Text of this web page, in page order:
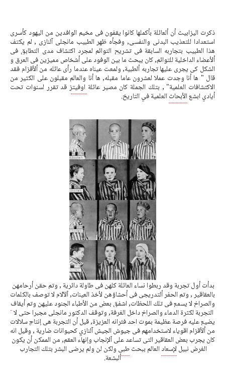
ذكرت اليزابيث
استعدادا للتعذيب البدني والنفسى, وفجأه ظهر الطبيب مانجلى
هذا الطبيب بتجاربه السابقة في تشريح التوائم لمجرد اكتشاف مدى التطابق في
ألأعضاء الداخلية للتوائم, كان يبحث ما بين الوفود على أشخاص
الشكل كي يجرى عليها تجاربه ألطبية
قال " ها أنا وجدت عملا لعشرون عاما مقبله, ها أنا
الاكتشافات العلمية" , بتلك الجملة كان مصير عائلة اوفيتز
أيادي ابشع الأبحاث العلمية في التاريخ.
بدأت أول تجربة وقد ربطوا نساء العائلة كلهن في طاولة دائرية , وتم حقن أرحامهن
بالعقاقير , وتم الحفر ألتدريجي في أحشاؤهن لأخذ العينات, آلآلام
والصراخ لا يسمع في تلك اللحظات, اشفق بعض من الأطباء الجنود عليهن وتم أيقاف
التجربة لكثرة الدماء والصراخ داخل الغرفة, وتوقف الدكتورمانجلى مجبرا حتى لا
يضيع عليه فرصة عظيمة بموت احد فئرانه العزيزة, قيل أن التجربة هي إنتاج
من ألأقزام اقوياء
كان يجرب بعض العقاقير التي تساعد على آلإنجاب وإنهاء
الغرض نبيل لإسعاد العالم ببحث طبي
ألبشعة.